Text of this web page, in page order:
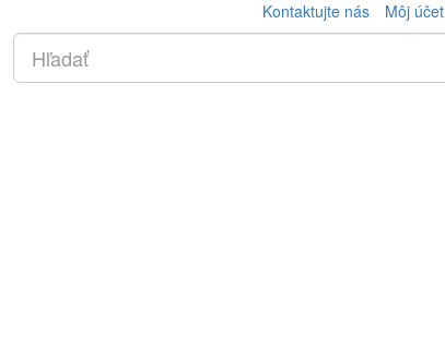
Kontaktujte nás Môj účet